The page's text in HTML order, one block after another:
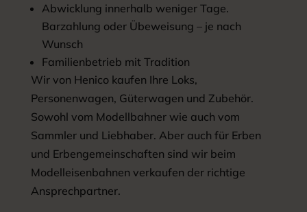
Abwicklung innerhalb weniger Tage.
Barzahlung oder Übeweisung – je nach
Wunsch
Familienbetrieb mit Tradition
Wir von Henico kaufen Ihre Loks,
Personenwagen, Güterwagen und Zubehör.
Sowohl vom Modellbahner wie auch vom
Sammler und Liebhaber. Aber auch für Erben
und Erbengemeinschaften sind wir beim
Modelleisenbahnen verkaufen der richtige
Ansprechpartner.